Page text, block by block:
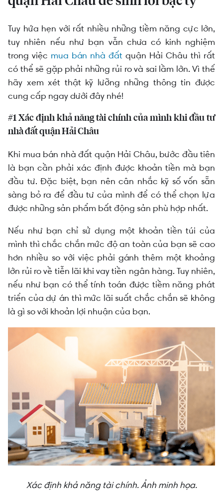
Tuy hứa hẹn với rất nhiều những tiềm năng cực lớn,
tuy nhiên nếu như bạn vẫn chưa có kinh nghiệm
trong việc mua bán nhà đất quận Hải Châu thì rất
có thể sẽ gặp phải những rủi ro và sai lầm lớn. Vì thế
hãy xem xét thật kỹ lưỡng những thông tin được
cung cấp ngay dưới đây nhé!
#1 Xác định khả năng tài chính của mình khi đầu tư
nhà đất quận Hải Châu
Khi mua bán nhà đất quận Hải Châu, bước đầu tiên
là bạn cần phải xác định được khoản tiền mà bạn
đầu tư. Đặc biệt, bạn nên cân nhắc kỹ số vốn sẵn
sàng bỏ ra để đầu tư của mình để có thể chọn lựa
được những sản phẩm bất động sản phù hợp nhất.
Nếu như bạn chỉ sử dụng một khoản tiền túi của
mình thì chắc chắn mức độ an toàn của bạn sẽ cao
hơn nhiều so với việc phải gánh thêm một khoảng
lớn rủi ro về tiễn lãi khi vay tiền ngân hàng. Tuy nhiên,
nếu như bạn có thể tính toán được tiềm năng phát
triển của dự án thì mức lãi suất chắc chắn sẽ không
là gì so với khoản lợi nhuận của bạn.
Xác định khả năng tài chính. Ảnh minh họa.